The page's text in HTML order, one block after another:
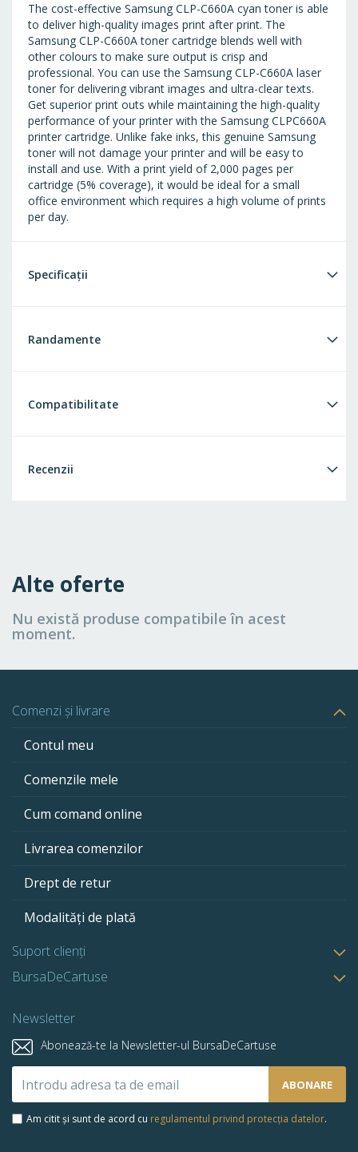
The cost-effective Samsung CLP-C660A cyan toner is able
to deliver high-quality images print after print. The
Samsung CLP-C660A toner cartridge blends well with
other colours to make sure output is crisp and
professional. You can use the Samsung CLP-C660A laser
toner for delivering vibrant images and ultra-clear texts.
Get superior print outs while maintaining the high-quality
performance of your printer with the Samsung CLPC660A
printer cartridge. Unlike fake inks, this genuine Samsung
toner will not damage your printer and will be easy to
install and use. With a print yield of 2,000 pages per
cartridge (5% coverage), it would be ideal for a small
office environment which requires a high volume of prints
per day.
Specificații
Randamente
Compatibilitate
Recenzii
Alte oferte
Nu există produse compatibile în acest
moment.
Comenzi și livrare
Contul meu
Comenzile mele
Cum comand online
Livrarea comenzilor
Drept de retur
Modalități de plată
Suport clienți
BursaDeCartuse
Newsletter
Abonează-te la Newsletter-ul BursaDeCartuse
la
newsletter-
ABONARE
Am citit și sunt de acord cu regulamentul privind protecția datelor.